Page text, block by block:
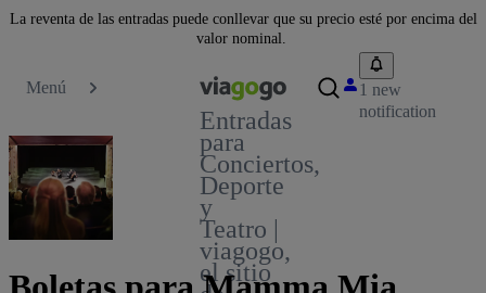
La reventa de las entradas puede conllevar que su precio esté por encima del
valor nominal.
Menú
Entradas
para
Conciertos,
Deporte
y
Teatro |
viagogo,
el sitio
1 new
notification